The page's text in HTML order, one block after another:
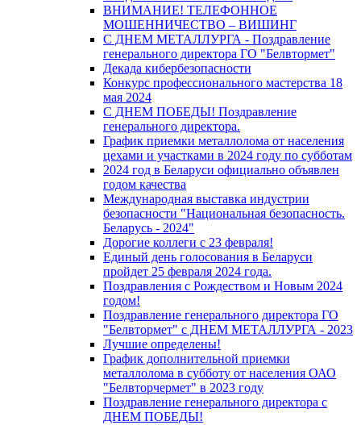
ВНИМАНИЕ! ТЕЛЕФОННОЕ
МОШЕННИЧЕСТВО – ВИШИНГ
С ДНЕМ МЕТАЛЛУРГА - Поздравление
генерального директора ГО "Белвтормет"
Декада кибербезопасности
Конкурс профессионального мастерства 18
мая 2024
С ДНЕМ ПОБЕДЫ! Поздравление
генерального директора.
График приемки металлолома от населения
цехами и участками в 2024 году по субботам
2024 год в Беларуси официально объявлен
годом качества
Международная выставка индустрии
безопасности "Национальная безопасность.
Беларусь - 2024"
Дорогие коллеги с 23 февраля!
Единый день голосования в Беларуси
пройдет 25 февраля 2024 года.
Поздравления с Рождеством и Новым 2024
годом!
Поздравление генерального директора ГО
"Белвтормет" с ДНЕМ МЕТАЛЛУРГА - 2023
Лучшие определены!
График дополнительной приемки
металлолома в субботу от населения ОАО
"Белвторчермет" в 2023 году
Поздравление генерального директора с
ДНЕМ ПОБЕДЫ!